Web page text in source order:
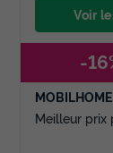
Voir
Meilleur prix
-